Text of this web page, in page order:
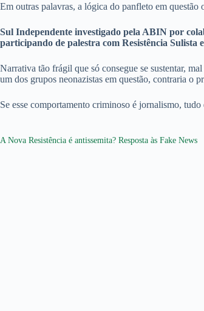
Em outras palavras, a lógica do panfleto em questão
Sul Independente investigado pela ABIN por
participando de palestra com Resistência Sulista
Narrativa tão frágil que só consegue se sustentar,
um dos grupos neonazistas em questão, contraria o
Se esse comportamento criminoso é jornalismo,
A Nova Resistência é antissemita? Resposta às Fake News